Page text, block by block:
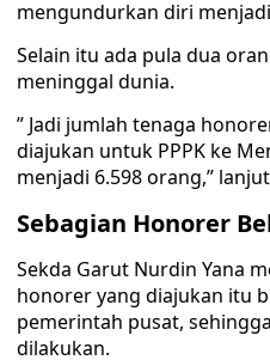
mengundurkan diri
Selain itu ada pula dua
meninggal dunia.
” Jadi jumlah tenaga
diajukan untuk PPPK ke
menjadi 6.598 orang,”
Sebagian Honorer
Sekda Garut Nurdin Yana
honorer yang diajukan itu
pemerintah pusat,
dilakukan.